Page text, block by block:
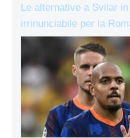
Le alternative a Svilar
irrinunciabile per la